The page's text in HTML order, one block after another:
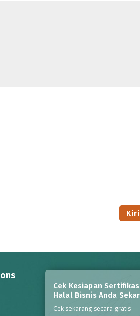
Cek Kesiapan
Halal Bisnis Anda
Cek sekarang secara gratis